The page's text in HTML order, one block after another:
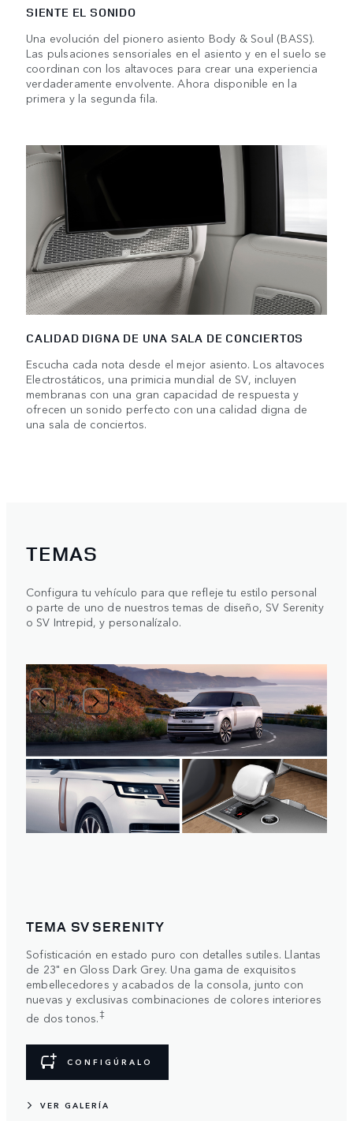
SIENTE EL SONIDO
Una evolución del pionero asiento Body & Soul (BASS).
Las pulsaciones sensoriales en el asiento y en el suelo se
coordinan con los altavoces para crear una experiencia
verdaderamente envolvente. Ahora disponible en la
primera y la segunda fila.
CALIDAD DIGNA DE UNA SALA DE CONCIERTOS
Escucha cada nota desde el mejor asiento. Los altavoces
Electrostáticos, una primicia mundial de SV, incluyen
membranas con una gran capacidad de respuesta y
ofrecen un sonido perfecto con una calidad digna de
una sala de conciertos.
TEMAS
Configura tu vehículo para que refleje tu estilo personal
o parte de uno de nuestros temas de diseño, SV Serenity
o SV Intrepid, y personalízalo.
1/2
TEMA SV SERENITY
Sofisticación en estado puro con detalles sutiles. Llantas
de 23" en Gloss Dark Grey. Una gama de exquisitos
embellecedores y acabados de la consola, junto con
nuevas y exclusivas combinaciones de colores interiores
de dos tonos.‡
CONFIGÚRALO
VER GALERÍA